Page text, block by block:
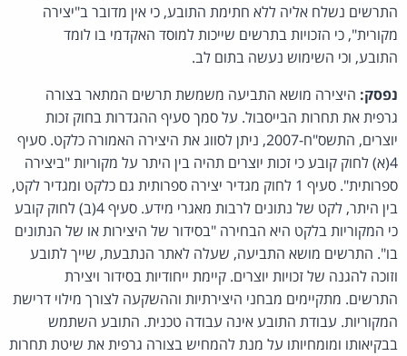
התרשים נשלח אליה ללא חתימת התובע, כי אין מדובר ב"יצירה
מקורית", כי הזכויות בתרשים שייכות למוסד האקדמי בו לומד
התובע, וכי השימוש נעשה בתום לב.
נפסק: היצירה מושא התביעה משמשת תרשים המתאר בצורה
גרפית את תחרות הבייסבול. על סמך סעיף ההגדרות בחוק זכות
יוצרים, התשס"ח-2007, ניתן לסווג את היצירה האמורה כלקט. סעיף
4(א) לחוק קובע כי זכות יוצרים תהיה בין היתר על מקוריות "ביצירה
ספרותית". סעיף 1 לחוק מגדיר יצירה ספרותית גם כלקט ומגדיר לקט,
בין היתר, לקט של נתונים לרבות מאגרי מידע. סעיף 4(ב) לחוק קובע
כי המקוריות בלקט היא הבחירה "בסידור של היצירות או של הנתונים
בו". התרשים מושא התביעה, שעלה לאתר הנתבעת, שייך לתובע
וזוכה להגנה של זכויות יוצרים. קיימת ייחודיות בסידור ויצירת
התרשים. מתקיימים מבחני היצירתיות וההשקעה לצורך מילוי דרישת
המקוריות. עבודת התובע אינה עבודה טכנית. התובע השתמש
בבקיאותו ומומחיותו על מנת להמחיש בצורה גרפית את שיטת תחרות